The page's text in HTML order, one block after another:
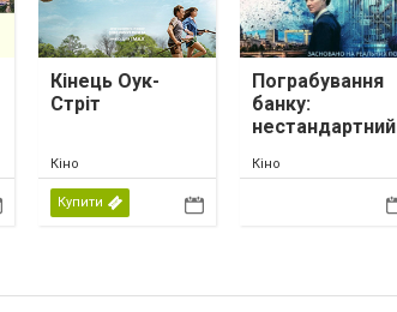
Кінець Оук-
Стріт
Кіно
Купити
Пограбування
банку:
нестандартний
Кіно